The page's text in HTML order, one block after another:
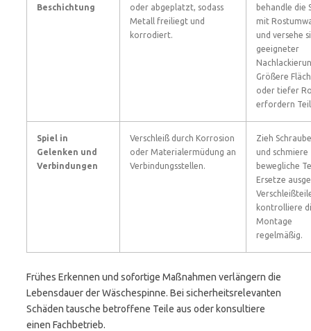
Beschichtung
oder abgeplatzt, sodass
Metall freiliegt und
korrodiert.
behandle die
mit
und versehe
geeigneter
Größere
oder tiefer
erfordern
Spiel in
Gelenken und
Verbindungen
Verschleiß durch Korrosion
oder Materialermüdung an
Verbindungsstellen.
Zieh
und schmiere
bewegliche
Ersetze
kontrolliere
Montage
regelmäßig.
Frühes Erkennen und sofortige Maßnahmen verlängern die
Lebensdauer der Wäschespinne. Bei sicherheitsrelevanten
Schäden tausche betroffene Teile aus oder konsultiere
einen Fachbetrieb.